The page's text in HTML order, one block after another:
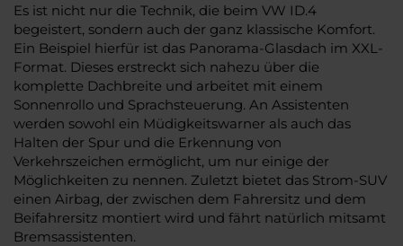
Es ist nicht nur die Technik, die beim VW ID.4
begeistert, sondern auch der ganz klassische Komfort.
Ein Beispiel hierfür ist das Panorama-Glasdach im XXL-
Format. Dieses erstreckt sich nahezu über die
komplette Dachbreite und arbeitet mit einem
Sonnenrollo und Sprachsteuerung. An Assistenten
werden sowohl ein Müdigkeitswarner als auch das
Halten der Spur und die Erkennung von
Verkehrszeichen ermöglicht, um nur einige der
Möglichkeiten zu nennen. Zuletzt bietet das Strom-SUV
einen Airbag, der zwischen dem Fahrersitz und dem
Beifahrersitz montiert wird und fährt natürlich mitsamt
Bremsassistenten.